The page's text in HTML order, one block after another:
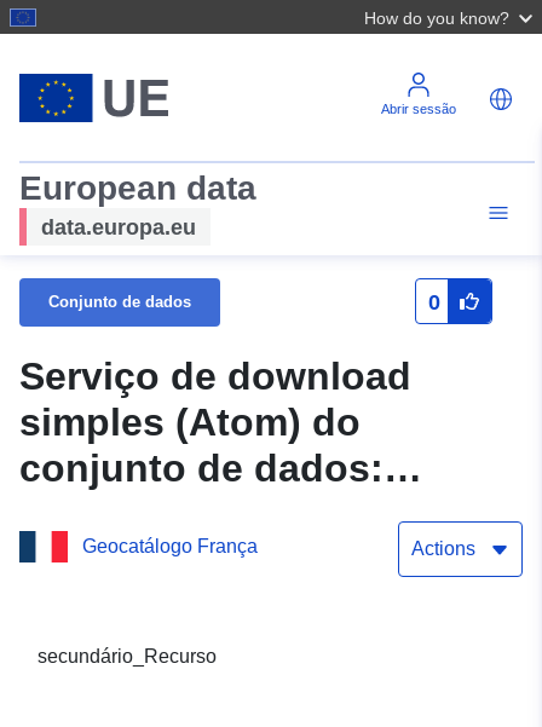
How do you know?
Abrir sessão
European data
data.europa.eu
Conjunto de dados 0
Serviço de download
simples (Atom) do
conjunto de dados:
secundário_Recurso
Geocatálogo França Actions
secundário_Recurso